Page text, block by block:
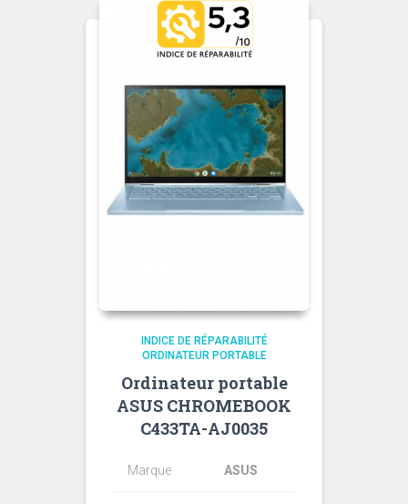
INDICE DE RÉPARABILITÉ
ORDINATEUR PORTABLE
Ordinateur portable
ASUS CHROMEBOOK
C433TA-AJ0035
Marque ASUS